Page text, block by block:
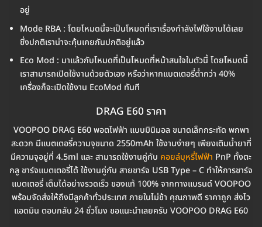
อยู่
Mode RBA : โดยโหมดนี้จะเป็นโหมดที่เราเรื่องกำลังไฟใช้งานได้เลย
ซึ่งปกติเราน่าจะคุ้นเคยกันปกติอยู่แล้ว
Eco Mod : มาแล้วกับโหมดที่เป็นโหมดที่หน้าสนใจในตัวนี้ โดยโหมดนี้
เราสามารถเปิดใช้งานด้วยตัวเอง หรือว่าหากแบตเตอรี่ต่ำกว่า 40%
เครื่องก็จะเปิดใช้งาน EcoMod ทันที
DRAG E60 ราคา
VOOPOO DRAG E60 พอตไฟฟ้า แบบมินิมอล ขนาดเล็กกระทัด พกพา
สะดวก มีแบตเตอรี่ความจุขนาด 2550mAh ใช้งานง่ายๆ เพียงเติมน้ำยาที่
มีความจุอยู่ที่ 4.5ml และ สามารถใช้งานคู่กับ คอยล์บุหรี่ไฟฟ้า PnP ทั้งตะ
กลู ชาร์จแบตเตอรี่ได้ ใช้งานคู่กับ สายชาร์จ USB Type – C ทำให้การชาร์จ
แบตเตอรี่ เต็มได้อย่างรวดเร็ว ของแท้ 100% จากทางแบรนด์ VOOPOO
พร้อมจัดส่งให้ถึงมีลูกค้าทั่วประเทศ ภายในไม่ช้า คุณภาพดี ราคาถูก ส่งไว
แอดมิน ตอบกลับ 24 ชั่วโมง ขอแนะนำเลยครับ VOOPOO DRAG E60